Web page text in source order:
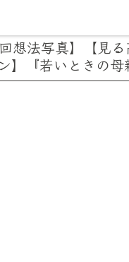
回想法写真】【見
】『若いときの母